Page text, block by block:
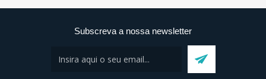
Subscreva a nossa newsletter